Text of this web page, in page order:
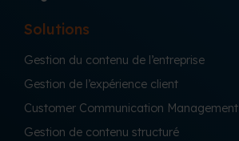
Solutions
Gestion du contenu de l’entreprise
Gestion de l’expérience client
Customer Communication Management
Gestion de contenu structuré